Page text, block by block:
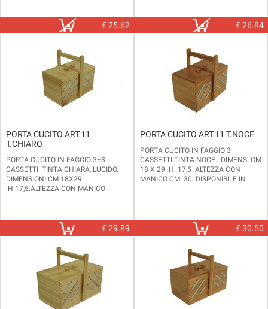
€25.62 €26.84
PORTA CUCITO ART.11
T.CHIARO
PORTA CUCITO IN FAGGIO 3+3
CASSETTI. TINTA CHIARA, LUCIDO.
DIMENSIONI CM.18X29
H.17,5.ALTEZZA CON MANICO
€29.89
PORTA CUCITO ART.11 T.NOCE
PORTA CUCITO IN FAGGIO 3
CASSETTI TINTA NOCE. DIMENS. CM
18 X 29 H. 17,5 ALTEZZA CON
MANICO CM. 30. DISPONIBILE IN
€30.50